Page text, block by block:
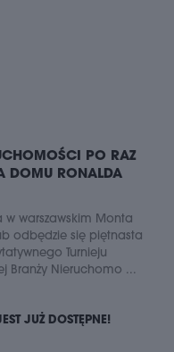
PO RAZ
DOMU RONALDA
w warszawskim Monta
odbędzie się piętnasta
Turnieju
Branży Nieruchomo ...
JUŻ DOSTĘPNE!